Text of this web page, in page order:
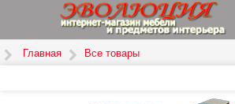
Главная Все товары